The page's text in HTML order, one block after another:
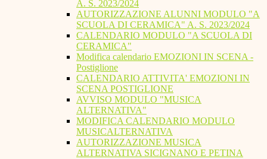
A. S. 2023/2024
AUTORIZZAZIONE ALUNNI MODULO "A
SCUOLA DI CERAMICA" A. S. 2023/2024
CALENDARIO MODULO "A SCUOLA DI
CERAMICA"
Modifica calendario EMOZIONI IN SCENA -
Postiglione
CALENDARIO ATTIVITA' EMOZIONI IN
SCENA POSTIGLIONE
AVVISO MODULO "MUSICA
ALTERNATIVA"
MODIFICA CALENDARIO MODULO
MUSICALTERNATIVA
AUTORIZZAZIONE MUSICA
ALTERNATIVA SICIGNANO E PETINA